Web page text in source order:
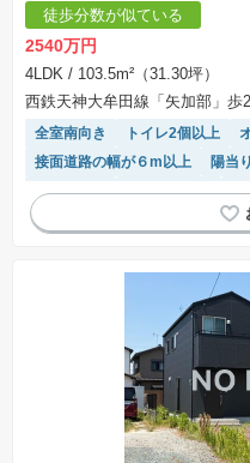
徒歩分数が似ている
2540万円
4LDK / 103.5m²（31.30坪）
西鉄天神大牟田線「矢加部」歩
全室南向き トイレ2個以上
接面道路の幅が６m以上
陽当
窓付き浴室
対面キッチン モ